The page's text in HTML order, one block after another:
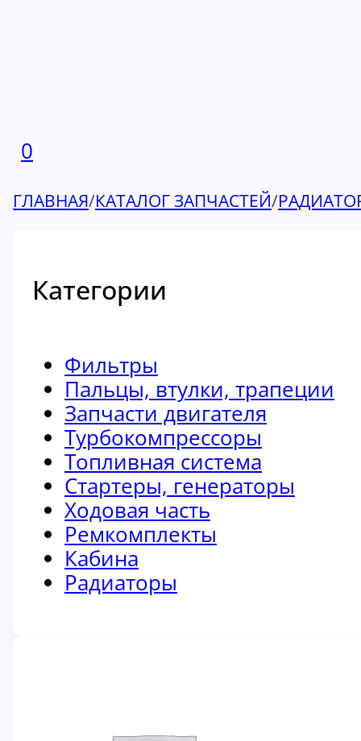
0
ГЛАВНАЯ/КАТАЛОГ ЗАПЧАСТЕЙ/
Категории
Фильтры
Пальцы, втулки, трапеции
Запчасти двигателя
Турбокомпрессоры
Топливная система
Стартеры, генераторы
Ходовая часть
Ремкомплекты
Кабина
Радиаторы